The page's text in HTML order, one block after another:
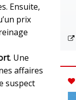
Ensuite,
prix
. Une
affaires
suspect